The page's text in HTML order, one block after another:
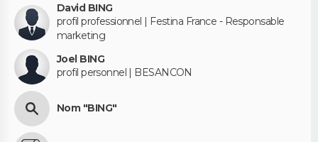
David BING
profil professionnel | Festina France - Responsable
marketing
Joel BING
profil personnel | BESANCON
Nom "BING"